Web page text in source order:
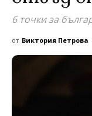
6 точки за
от Виктория Петрова